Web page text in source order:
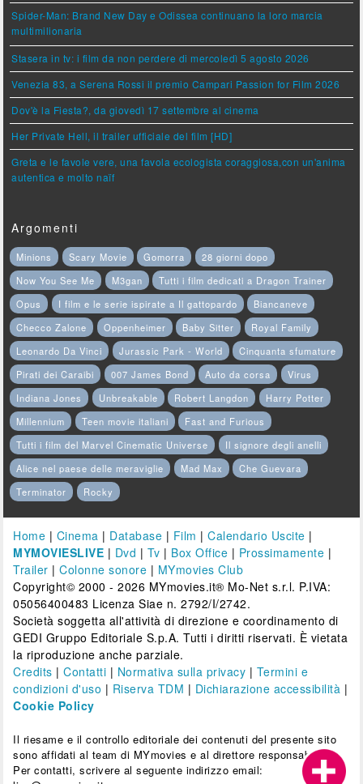
Spider-Man: Brand New Day e Odissea continuano la loro marcia
multimilionaria
Stasera in tv: i film da non perdere di mercoledì 5 agosto 2026
Venezia 83, a Serena Rossi il premio Campari Passion for Film 2026
Dov'è la Fiesta?, da giovedì 17 settembre al cinema
Her Private Hell, il trailer ufficiale del film [HD]
Greta e le favole vere, una favola ecologista coraggiosa,con un'anima
autentica e molto naïf
Argomenti
Minions Scary Movie Gomorra
28 giorni dopo
Now You See Me
M3gan
Tutti i film dedicati a Dragon Trainer
Opus
I film e le serie ispirate a Il gattopardo
Biancaneve
Checco Zalone
Oppenheimer Baby Sitter
Royal Family
Leonardo Da Vinci
Jurassic Park - World
Cinquanta sfumature
Pirati dei Caraibi
007 James Bond Auto da corsa
Virus
Indiana Jones
Unbreakable Robert Langdon
Harry Potter
Millennium
Teen movie italiani
Fast and Furious
Tutti i film del Marvel Cinematic Universe
Il signore degli anelli
Alice nel paese delle meraviglie
Mad Max
Che Guevara
Terminator
Rocky
Home | Cinema | Database | Film |Calendario Uscite |
MYMOVIESLIVE | Dvd | Tv | Box Office | Prossimamente |
Trailer |Colonne sonore | MYmovies Club
Copyright© 2000 - 2026 MYmovies.it® Mo-Net s.r.l. P.IVA:
05056400483 Licenza Siae n. 2792/I/2742.
Società soggetta all'attività di direzione e coordinamento di
GEDI Gruppo Editoriale S.p.A. Tutti i diritti riservati. È vietata
la riproduzione anche parziale.
Credits |Contatti | Normativa sulla privacy | Termini e
condizioni d'uso | Riserva TDM | Dichiarazione accessibilità |
Cookie Policy
Il riesame e il controllo editoriale dei contenuti del presente sito
sono affidati al team di MYmovies e al direttore responsabile.
Per contatti, scrivere al seguente indirizzo email: